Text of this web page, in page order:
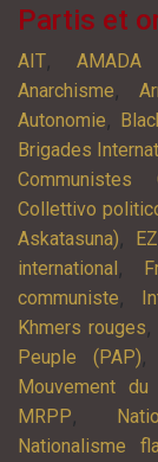
Partis et
AIT,
Anarchisme,
Autonomie,
Brigades
Communistes
Collettivo
Askatasuna),
international ,
communiste,
Khmers rouges,
Peuple (PAP),
Mouvement
MRPP,
Nationalisme